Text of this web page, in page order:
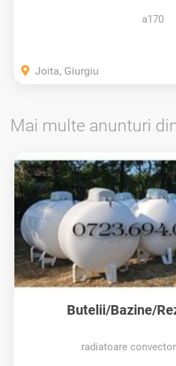
a170
Joita, Giurgiu
Mai multe anunturi
Butelii/Bazine/
radiatoare